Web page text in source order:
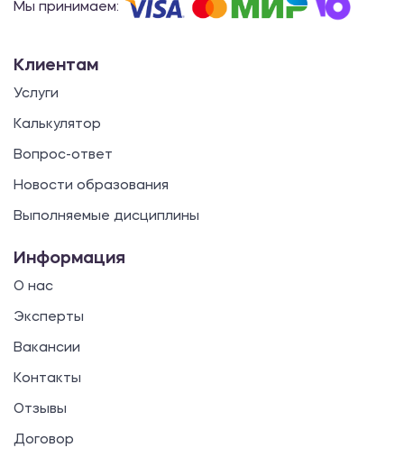
Мы принимаем:
Клиентам
Услуги
Калькулятор
Вопрос-ответ
Новости образования
Выполняемые дисциплины
Информация
О нас
Эксперты
Вакансии
Контакты
Отзывы
Договор